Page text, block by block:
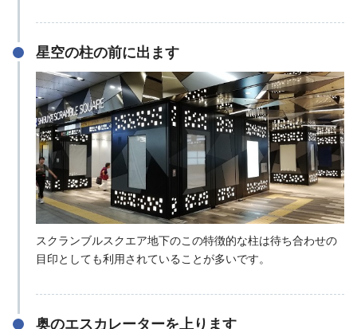
星空の柱の前に出ます
スクランブルスクエア地下のこの特徴的な柱は待ち合わせの
目印としても利用されていることが多いです。
奥のエスカレーターを上ります